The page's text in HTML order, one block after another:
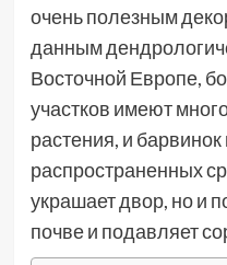
очень полезным
данным
Восточной Европе,
участков имеют
растения, и
распространенных
украшает двор, но и
почве и подавляет